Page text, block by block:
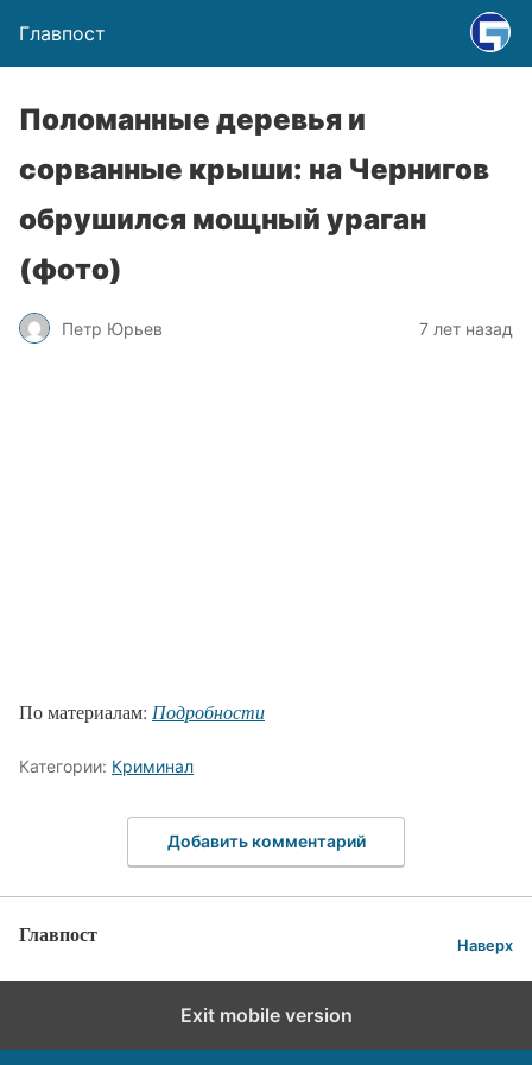
Главпост
Поломанные деревья и
сорванные крыши: на Чернигов
обрушился мощный ураган
(фото)
Петр Юрьев 7 лет назад
По материалам: Подробности
Категории: Криминал
Добавить комментарий
Главпост Наверх
Exit mobile version